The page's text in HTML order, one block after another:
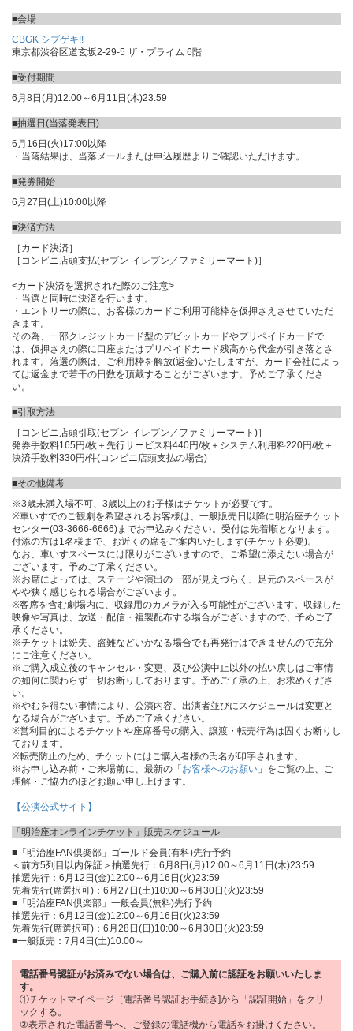
■会場
CBGK シブゲキ!!
東京都渋谷区道玄坂2-29-5 ザ・プライム 6階
■受付期間
6月8日(月)12:00～6月11日(木)23:59
■抽選日(当落発表日)
6月16日(火)17:00以降
・当落結果は、当落メールまたは申込履歴よりご確認いただけます。
■発券開始
6月27日(土)10:00以降
■決済方法
［カード決済］
［コンビニ店頭支払(セブン-イレブン／ファミリーマート)］
<カード決済を選択された際のご注意>
・当選と同時に決済を行います。
・エントリーの際に、お客様のカードご利用可能枠を仮押さえさせていただ
きます。
その為、一部クレジットカード型のデビットカードやプリペイドカードで
は、仮押さえの際に口座またはプリペイドカード残高から代金が引き落とさ
れます。落選の際は、ご利用枠を解放(返金)いたしますが、カード会社によっ
ては返金まで若干の日数を頂戴することがございます。予めご了承くださ
い。
■引取方法
［コンビニ店頭引取(セブン-イレブン／ファミリーマート)］
発券手数料165円/枚＋先行サービス料440円/枚＋システム利用料220円/枚＋
決済手数料330円/件(コンビニ店頭支払の場合)
■その他備考
※3歳未満入場不可、3歳以上のお子様はチケットが必要です。
※車いすでのご観劇を希望されるお客様は、一般販売日以降に明治座チケット
センター(03-3666-6666)までお申込みください。受付は先着順となります。
付添の方は1名様まで、お近くの席をご案内いたします(チケット必要)。
なお、車いすスペースには限りがございますので、ご希望に添えない場合が
ございます。予めご了承ください。
※お席によっては、ステージや演出の一部が見えづらく、足元のスペースが
やや狭く感じられる場合がございます。
※客席を含む劇場内に、収録用のカメラが入る可能性がございます。収録した
映像や写真は、放送・配信・複製配布する場合がございますので、予めご了
承ください。
※チケットは紛失、盗難などいかなる場合でも再発行はできませんので充分
にご注意ください。
※ご購入成立後のキャンセル・変更、及び公演中止以外の払い戻しはご事情
の如何に関わらず一切お断りしております。予めご了承の上、お求めくださ
い。
※やむを得ない事情により、公演内容、出演者並びにスケジュールは変更と
なる場合がございます。予めご了承ください。
※営利目的によるチケットや座席番号の購入、譲渡・転売行為は固くお断りし
ております。
※転売防止のため、チケットにはご購入者様の氏名が印字されます。
※お申し込み前・ご来場前に、最新の「お客様へのお願い 」をご覧の上、ご
理解・ご協力のほどお願い申し上げます。
【公演公式サイト】
「明治座オンラインチケット」販売スケジュール
■「明治座FAN倶楽部」ゴールド会員(有料)先行予約
＜前方5列目以内保証＞抽選先行：6月8日(月)12:00～6月11日(木)23:59
抽選先行：6月12日(金)12:00～6月16日(火)23:59
先着先行(席選択可)：6月27日(土)10:00～6月30日(火)23:59
■「明治座FAN倶楽部」一般会員(無料)先行予約
抽選先行：6月12日(金)12:00～6月16日(火)23:59
先着先行(席選択可)：6月28日(日)10:00～6月30日(火)23:59
■一般販売：7月4日(土)10:00～
電話番号認証がお済みでない場合は、ご購入前に認証をお願いいたしま
す。
①チケットマイページ［電話番号認証お手続き]から「認証開始」をクリ
ックする。
②表示された電話番号へ、ご登録の電話機から電話をお掛けください。